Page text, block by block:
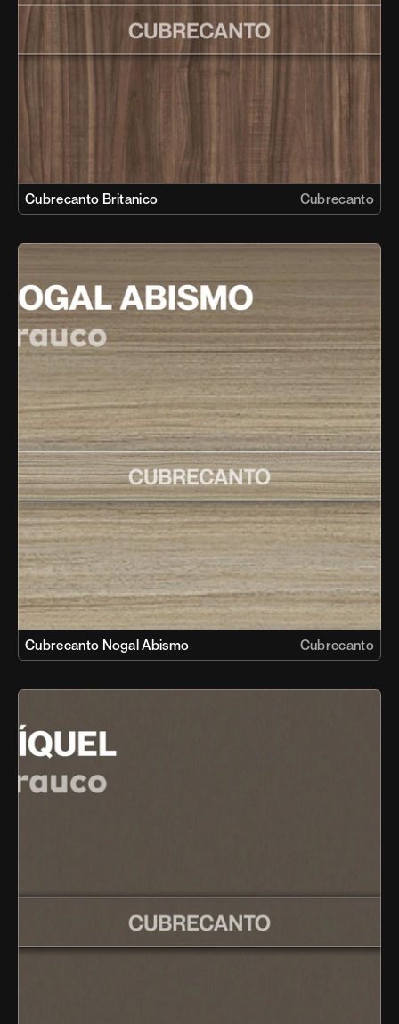
Cubrecanto Britanico Cubrecanto
Cubrecanto Nogal Abismo Cubrecanto